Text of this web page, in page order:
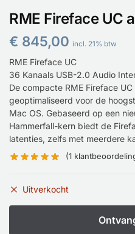
RME Fireface UC
€ 845,00 incl. 21% btw
RME Fireface UC
36 Kanaals USB-2.0 Audio
De compacte RME Fireface
geoptimaliseerd voor de
Mac OS. Gebaseerd op een
Hammerfall-kern biedt de
latenties, zelfs met meerdere
(1
Uitverkocht